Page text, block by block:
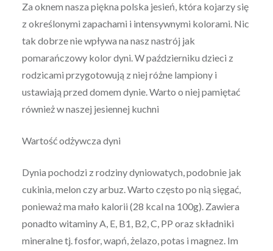
Za oknem nasza piękna polska jesień, która kojarzy się
z określonymi zapachami i intensywnymi kolorami. Nic
tak dobrze nie wpływa na nasz nastrój jak
pomarańczowy kolor dyni. W październiku dzieci z
rodzicami przygotowują z niej różne lampiony i
ustawiają przed domem dynie. Warto o niej pamiętać
również w naszej jesiennej kuchni
Wartość odżywcza dyni
Dynia pochodzi z rodziny dyniowatych, podobnie jak
cukinia, melon czy arbuz. Warto często po nią sięgać,
ponieważ ma mało kalorii (28 kcal na 100g). Zawiera
ponadto witaminy A, E, B1, B2, C, PP oraz składniki
mineralne tj. fosfor, wapń, żelazo, potas i magnez. Im